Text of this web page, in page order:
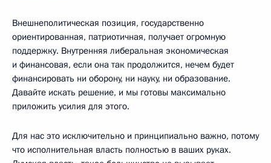
Внешнеполитическая позиция, государственно
ориентированная, патриотичная, получает огромную
поддержку. Внутренняя либеральная экономическая
и финансовая, если она так продолжится, нечем будет
финансировать ни оборону, ни науку, ни образование.
Давайте искать решение, и мы готовы максимально
приложить усилия для этого.
Для нас это исключительно и принципиально важно, потому
что исполнительная власть полностью в ваших руках.